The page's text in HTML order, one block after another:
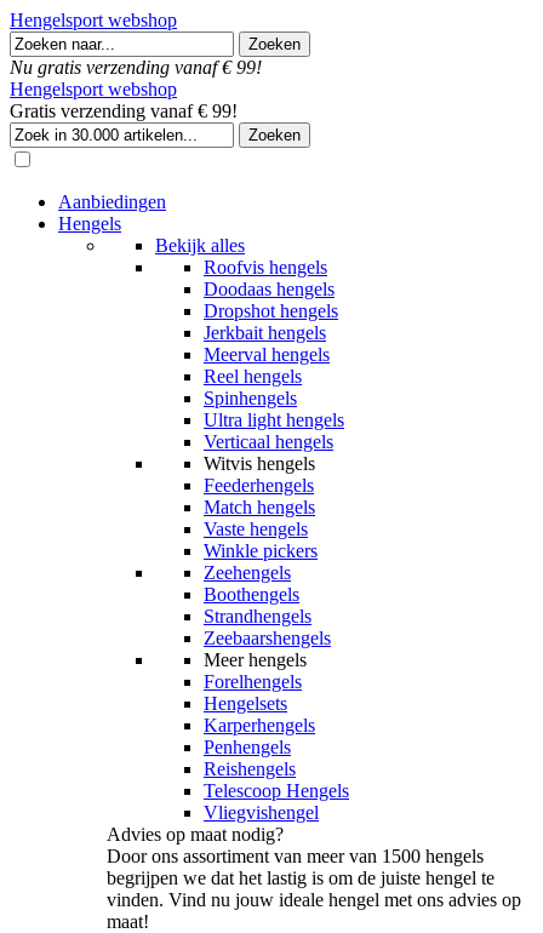
Hengelsport webshop
Nu gratis verzending vanaf € 99!
Hengelsport webshop
Gratis verzending vanaf € 99!
Aanbiedingen
Hengels
Bekijk alles
Roofvis hengels
Doodaas hengels
Dropshot hengels
Jerkbait hengels
Meerval hengels
Reel hengels
Spinhengels
Ultra light hengels
Verticaal hengels
Witvis hengels
Feederhengels
Match hengels
Vaste hengels
Winkle pickers
Zeehengels
Boothengels
Strandhengels
Zeebaarshengels
Meer hengels
Forelhengels
Hengelsets
Karperhengels
Penhengels
Reishengels
Telescoop Hengels
Vliegvishengel
Advies op maat nodig?
Door ons assortiment van meer van 1500 hengels
begrijpen we dat het lastig is om de juiste hengel te
vinden. Vind nu jouw ideale hengel met ons advies op
maat!